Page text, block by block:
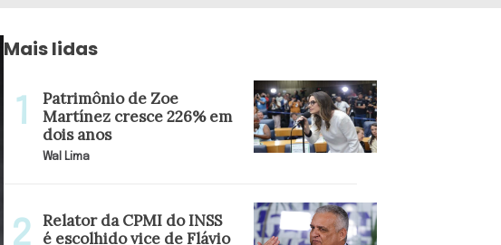
Mais lidas
Patrimônio de Zoe
Martínez cresce 226% em
dois anos
Wal Lima
Relator da CPMI do INSS
é escolhido vice de Flávio